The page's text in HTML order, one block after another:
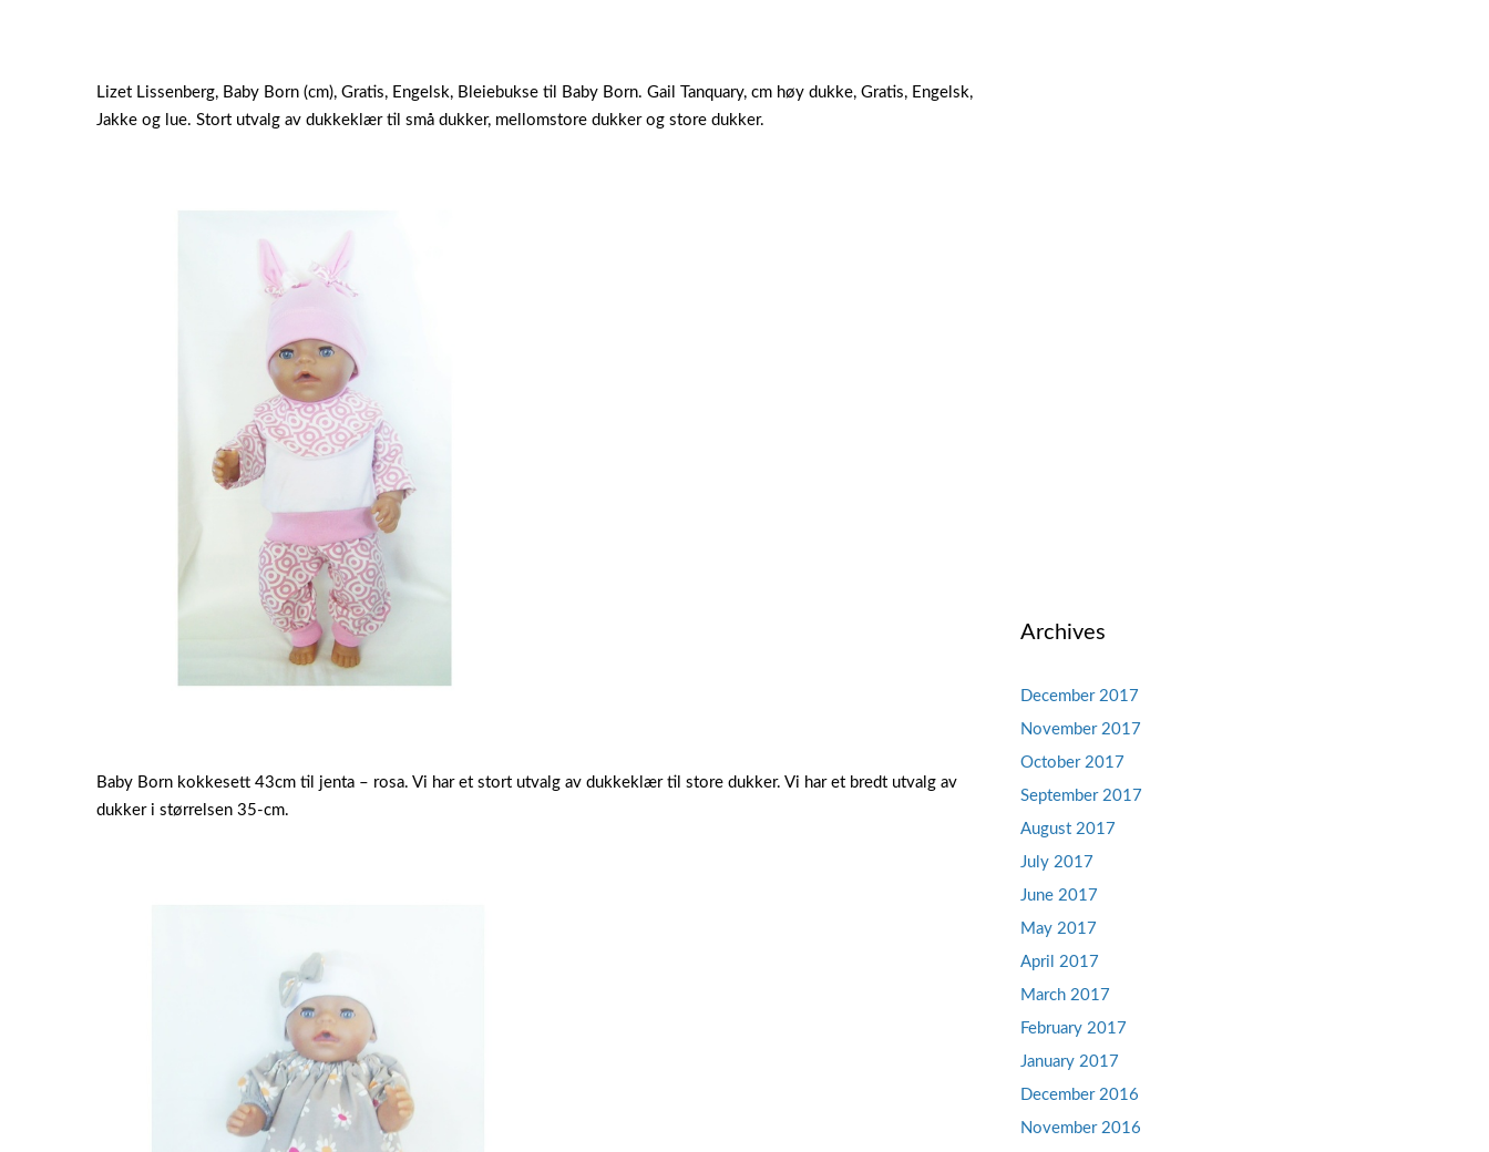
Lizet Lissenberg, Baby Born (cm), Gratis, Engelsk, Bleiebukse til Baby Born. Gail Tanquary, cm høy dukke, Gratis, Engelsk,
Jakke og lue. Stort utvalg av dukkeklær til små dukker, mellomstore dukker og store dukker.
Baby Born kokkesett 43cm til jenta – rosa. Vi har et stort utvalg av dukkeklær til store dukker. Vi har et bredt utvalg av
dukker i størrelsen 35-cm.
Archives
December 2017
November 2017
October 2017
September 2017
August 2017
July 2017
June 2017
May 2017
April 2017
March 2017
February 2017
January 2017
December 2016
November 2016